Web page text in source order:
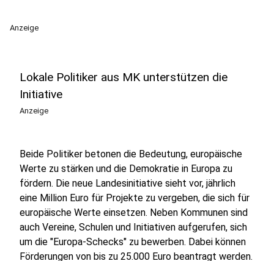
Anzeige
Lokale Politiker aus MK unterstützen die
Initiative
Anzeige
Beide Politiker betonen die Bedeutung, europäische
Werte zu stärken und die Demokratie in Europa zu
fördern. Die neue Landesinitiative sieht vor, jährlich
eine Million Euro für Projekte zu vergeben, die sich für
europäische Werte einsetzen. Neben Kommunen sind
auch Vereine, Schulen und Initiativen aufgerufen, sich
um die "Europa-Schecks" zu bewerben. Dabei können
Förderungen von bis zu 25.000 Euro beantragt werden.